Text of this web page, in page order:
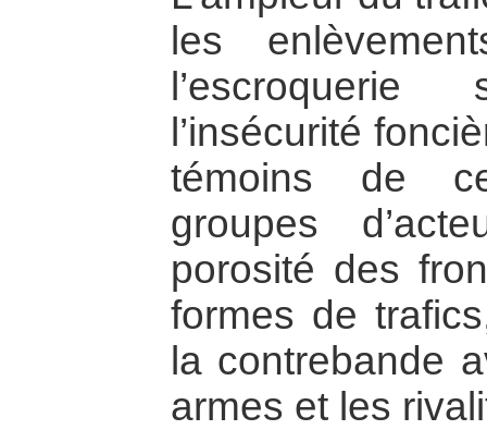
les
l’insécurité
témoins de
groupes
porosité des
formes de
la contrebande
armes et les